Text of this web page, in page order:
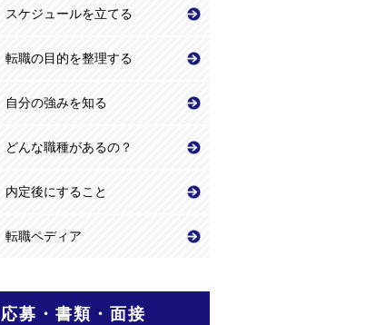
スケジュールを立てる
転職の目的を整理する
自分の強みを知る
どんな職種があるの？
内定後にすること
転職ペディア
応募・書類・面接